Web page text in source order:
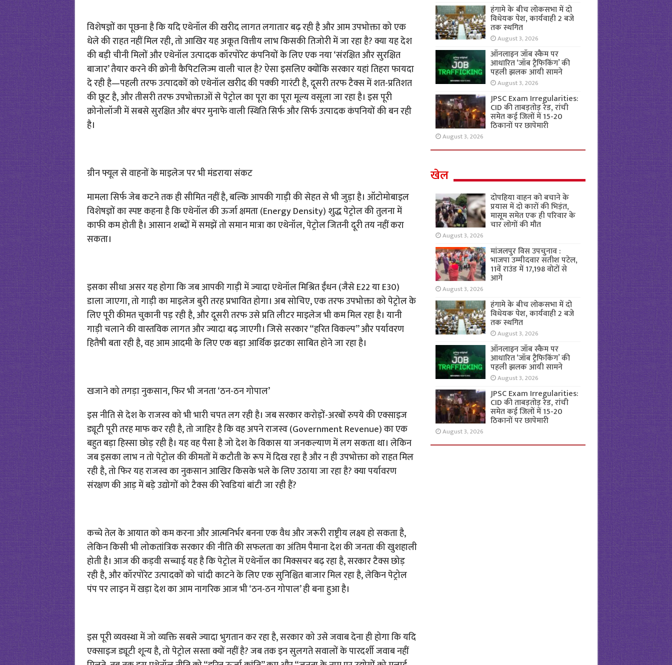
विशेषज्ञों का पूछना है कि यदि एथेनॉल की खरीद लागत लगातार बढ़ रही है और आम उपभोक्ता को एक
धेले की राहत नहीं मिल रही, तो आखिर यह अकूत वित्तीय लाभ किसकी तिजोरी में जा रहा है? क्या यह देश
की बड़ी चीनी मिलों और एथेनॉल उत्पादक कॉरपोरेट कंपनियों के लिए एक नया ‘संरक्षित और सुरक्षित
बाजार’ तैयार करने की क्रोनी कैपिटलिज्म वाली चाल है? ऐसा इसलिए क्योंकि सरकार यहां तिहरा फायदा
दे रही है—पहली तरफ उत्पादकों को एथेनॉल खरीद की पक्की गारंटी है, दूसरी तरफ टैक्स में शत-प्रतिशत
की छूट है, और तीसरी तरफ उपभोक्ताओं से पेट्रोल का पूरा का पूरा मूल्य वसूला जा रहा है। इस पूरी
क्रोनोलॉजी में सबसे सुरक्षित और बंपर मुनाफे वाली स्थिति सिर्फ और सिर्फ उत्पादक कंपनियों की बन रही
है।
ग्रीन फ्यूल से वाहनों के माइलेज पर भी मंडराया संकट
मामला सिर्फ जेब कटने तक ही सीमित नहीं है, बल्कि आपकी गाड़ी की सेहत से भी जुड़ा है। ऑटोमोबाइल
विशेषज्ञों का स्पष्ट कहना है कि एथेनॉल की ऊर्जा क्षमता (Energy Density) शुद्ध पेट्रोल की तुलना में
काफी कम होती है। आसान शब्दों में समझें तो समान मात्रा का एथेनॉल, पेट्रोल जितनी दूरी तय नहीं करा
सकता।
इसका सीधा असर यह होगा कि जब आपकी गाड़ी में ज्यादा एथेनॉल मिश्रित ईंधन (जैसे E22 या E30)
डाला जाएगा, तो गाड़ी का माइलेज बुरी तरह प्रभावित होगा। अब सोचिए, एक तरफ उपभोक्ता को पेट्रोल के
लिए पूरी कीमत चुकानी पड़ रही है, और दूसरी तरफ उसे प्रति लीटर माइलेज भी कम मिल रहा है। यानी
गाड़ी चलाने की वास्तविक लागत और ज्यादा बढ़ जाएगी। जिसे सरकार “हरित विकल्प” और पर्यावरण
हितैषी बता रही है, वह आम आदमी के लिए एक बड़ा आर्थिक झटका साबित होने जा रहा है।
खजाने को तगड़ा नुकसान, फिर भी जनता ‘ठन-ठन गोपाल’
इस नीति से देश के राजस्व को भी भारी चपत लग रही है। जब सरकार करोड़ों-अरबों रुपये की एक्साइज
ड्यूटी पूरी तरह माफ कर रही है, तो जाहिर है कि वह अपने राजस्व (Government Revenue) का एक
बहुत बड़ा हिस्सा छोड़ रही है। यह वह पैसा है जो देश के विकास या जनकल्याण में लग सकता था। लेकिन
जब इसका लाभ न तो पेट्रोल की कीमतों में कटौती के रूप में दिख रहा है और न ही उपभोक्ता को राहत मिल
रही है, तो फिर यह राजस्व का नुकसान आखिर किसके भले के लिए उठाया जा रहा है? क्या पर्यावरण
संरक्षण की आड़ में बड़े उद्योगों को टैक्स की रेवडियां बांटी जा रही हैं?
कच्चे तेल के आयात को कम करना और आत्मनिर्भर बनना एक वैध और जरूरी राष्ट्रीय लक्ष्य हो सकता है,
लेकिन किसी भी लोकतांत्रिक सरकार की नीति की सफलता का अंतिम पैमाना देश की जनता की खुशहाली
होती है। आज की कड़वी सच्चाई यह है कि पेट्रोल में एथेनॉल का मिक्सचर बढ़ रहा है, सरकार टैक्स छोड़
रही है, और कॉरपोरेट उत्पादकों को चांदी काटने के लिए एक सुनिश्चित बाजार मिल रहा है, लेकिन पेट्रोल
पंप पर लाइन में खड़ा देश का आम नागरिक आज भी ‘ठन-ठन गोपाल’ ही बना हुआ है।
इस पूरी व्यवस्था में जो व्यक्ति सबसे ज्यादा भुगतान कर रहा है, सरकार को उसे जवाब देना ही होगा कि यदि
एक्साइज ड्यूटी शून्य है, तो पेट्रोल सस्ता क्यों नहीं है? जब तक इन सुलगते सवालों के पारदर्शी जवाब नहीं
हंगामे के बीच लोकसभा में दो
विधेयक पेश, कार्यवाही 2 बजे
तक स्थगित
August 3, 2026
ऑनलाइन जॉब स्कैम पर
आधारित ‘जॉब ट्रैफिकिंग’ की
पहली झलक आयी सामने
August 3, 2026
JPSC Exam Irregularities:
CID की ताबड़तोड़ रेड, रांची
समेत कई जिलों में 15-20
ठिकानों पर छापेमारी
August 3, 2026
खेल
दोपहिया वाहन को बचाने के
प्रयास में दो कारों की भिड़ंत,
मासूम समेत एक ही परिवार के
चार लोगों की मौत
August 3, 2026
मांजलपुर विस उपचुनाव :
भाजपा उम्मीदवार सतीश पटेल,
11वें राउंड में 17,198 वोटों से
आगे
August 3, 2026
हंगामे के बीच लोकसभा में दो
विधेयक पेश, कार्यवाही 2 बजे
तक स्थगित
August 3, 2026
ऑनलाइन जॉब स्कैम पर
आधारित ‘जॉब ट्रैफिकिंग’ की
पहली झलक आयी सामने
August 3, 2026
JPSC Exam Irregularities:
CID की ताबड़तोड़ रेड, रांची
समेत कई जिलों में 15-20
ठिकानों पर छापेमारी
August 3, 2026